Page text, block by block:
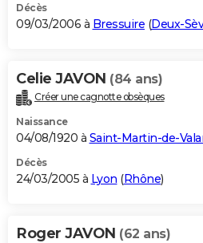
Décès
09/03/2006 à Bressuire (Deux-
Celie JAVON (84 ans)
Créer une cagnotte obsèques
Naissance
04/08/1920 à Saint-Martin-de-
Décès
24/03/2005 à Lyon (Rhône)
Roger JAVON (62 ans)